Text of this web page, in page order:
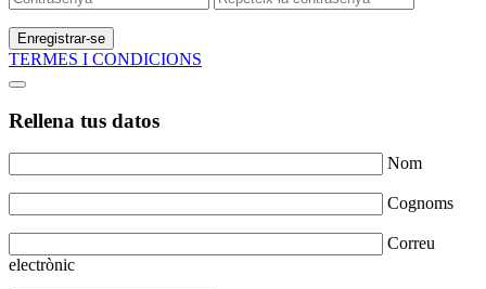
Enregistrar-se
TERMES I CONDICIONS
Rellena tus datos
Nom
Cognoms
Correu
electrònic